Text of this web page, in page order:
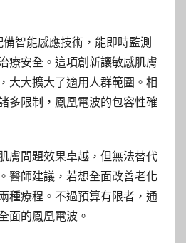
智能感應技術，能即時監測
療安全。這項創新讓敏感肌膚
大大擴大了適用人群範圍。相
多限制，鳳凰電波的包容性確
膚問題效果卓越，但無法替代
醫師建議，若想全面改善老化
種療程。不過預算有限者，通
面的鳳凰電波。